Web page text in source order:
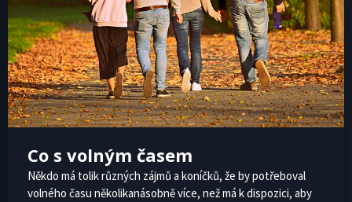
Co s volným časem
Někdo má tolik různých zájmů a koníčků, že by potřeboval
volného času několikanásobně více, než má k dispozici, aby